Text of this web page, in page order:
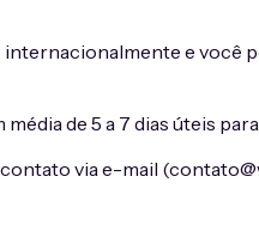
e
de 5 a 7 dias úteis
via e-mail (